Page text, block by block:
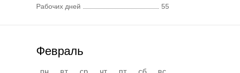
Рабочих дней
55
Февраль